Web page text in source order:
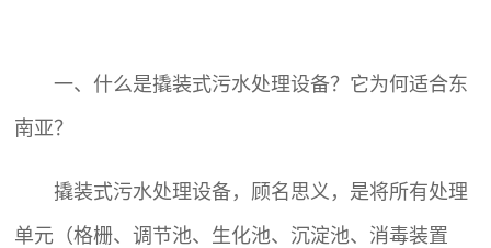
一、什么是撬装式污水处理设备？它为何适合东
南亚？
撬装式污水处理设备，顾名思义，是将所有处理
单元（格栅、调节池、生化池、沉淀池、消毒装置